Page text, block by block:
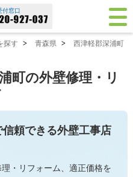
付窓口
探す > 青森県 > 西津軽郡深浦町
町の外壁修理・リ
頼できる外壁工事店
・リフォーム、適正価格を